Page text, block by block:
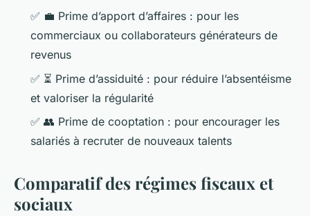
✅ 💼 Prime d’apport d’affaires : pour les
commerciaux ou collaborateurs générateurs de
revenus
✅ ⏳ Prime d’assiduité : pour réduire l’absentéisme
et valoriser la régularité
✅ 👥 Prime de cooptation : pour encourager les
salariés à recruter de nouveaux talents
Comparatif des régimes fiscaux et
sociaux